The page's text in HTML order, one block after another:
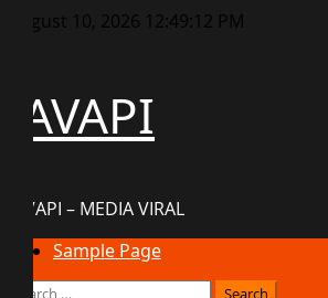
Skip
August 10, 2026 12:49:13 PM
JAVAPI
JAVAPI – MEDIA VIRAL
PrimarySample Page
Search